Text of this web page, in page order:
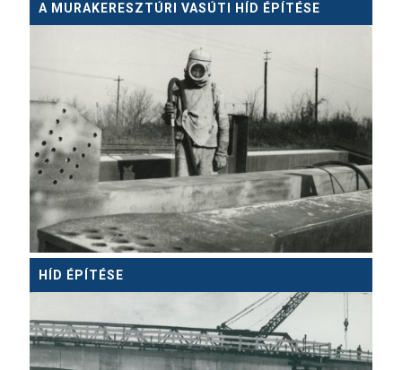
A MURAKERESZTÚRI VASÚTI HÍD ÉPÍTÉSE
HÍD ÉPÍTÉSE